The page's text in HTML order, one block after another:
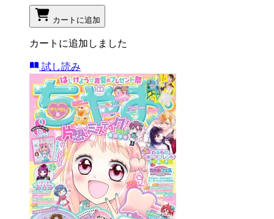
カートに追加
カートに追加しました
試し読み